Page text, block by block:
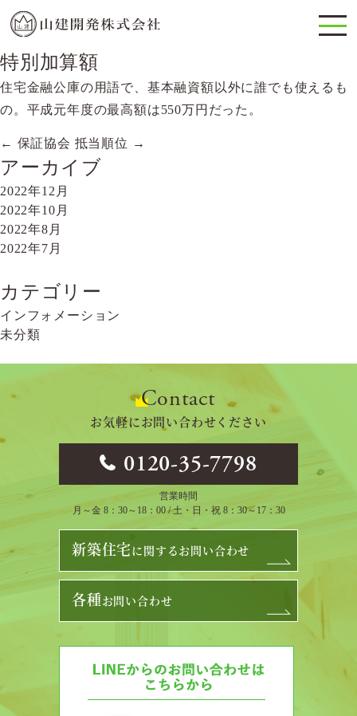
特別加算額
住宅金融公庫の用語で、基本融資額以外に誰でも使えるも
の。平成元年度の最高額は550万円だった。
投
稿
ナ
ビ
ー
シ
← 保証協会 抵当順位 →
アーカイブ
2022年12月
2022年10月
2022年8月
2022年7月
カテゴリー
インフォメーション
未分類
Contact
お気軽にお問い合わせください
0120-35-7798
営業時間
月～金 8：30～18：00 / 土・日・祝 8：30～17：30
新築住宅 に関するお問い合わせ
各種お問い合わせ